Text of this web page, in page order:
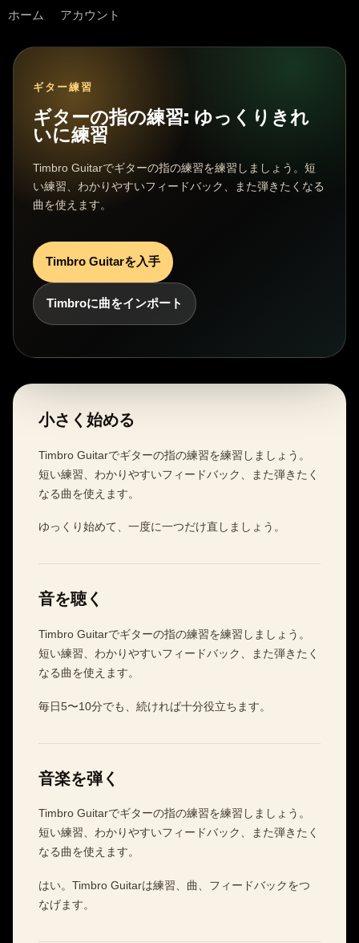
ホーム アカウント
ギター練習
ギターの指の練習: ゆっくりきれ
いに練習
Timbro Guitarでギターの指の練習を練習しましょう。短
い練習、わかりやすいフィードバック、また弾きたくなる
曲を使えます。
Timbro Guitarを入手
Timbroに曲をインポート
小さく始める
Timbro Guitarでギターの指の練習を練習しましょう。
短い練習、わかりやすいフィードバック、また弾きたく
なる曲を使えます。
ゆっくり始めて、一度に一つだけ直しましょう。
音を聴く
Timbro Guitarでギターの指の練習を練習しましょう。
短い練習、わかりやすいフィードバック、また弾きたく
なる曲を使えます。
毎日5〜10分でも、続ければ十分役立ちます。
音楽を弾く
Timbro Guitarでギターの指の練習を練習しましょう。
短い練習、わかりやすいフィードバック、また弾きたく
なる曲を使えます。
はい。Timbro Guitarは練習、曲、フィードバックをつ
なげます。